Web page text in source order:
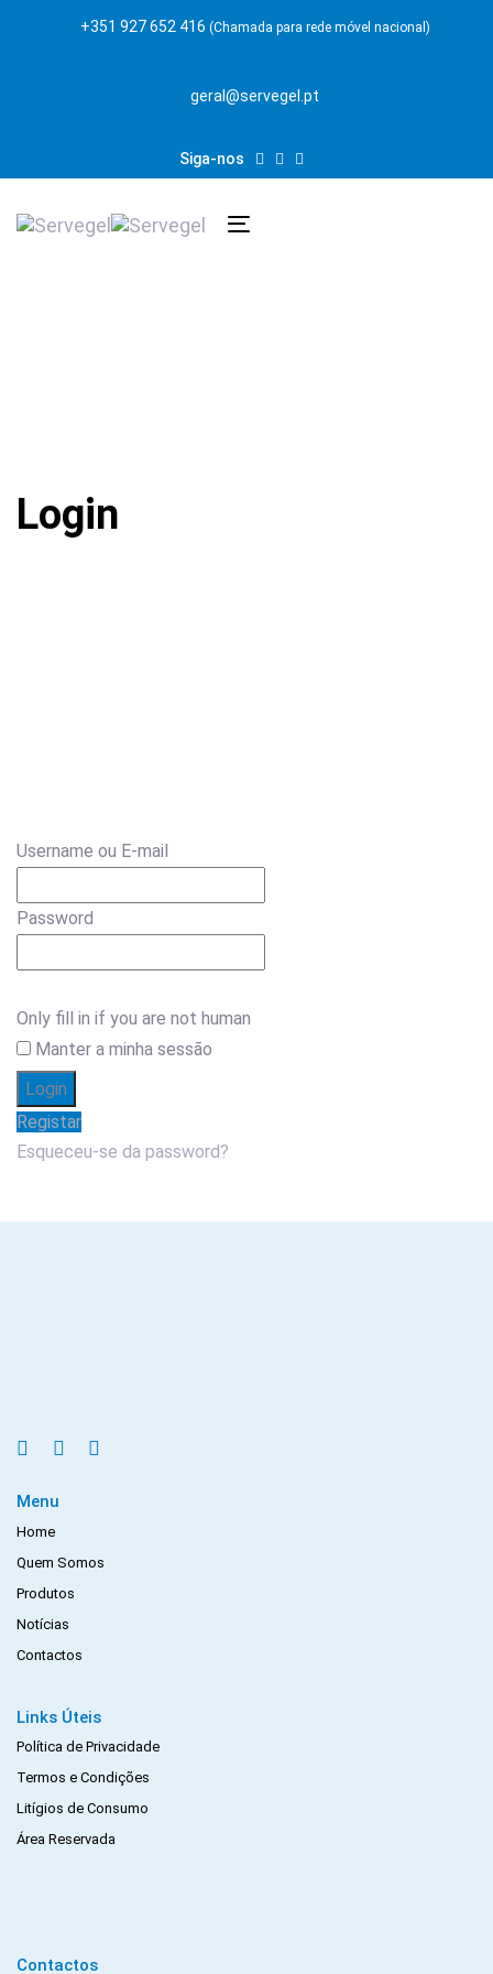
+351 927 652 416 (Chamada para rede móvel nacional)
geral@servegel.pt
Siga-nos
Toggle
Login
Username ou E-mail
Password
Only fill in if you are not human
Manter a minha sessão
Registar
Esqueceu-se da password?
Menu
Home
Quem Somos
Produtos
Notícias
Contactos
Links Úteis
Política de Privacidade
Termos e Condições
Litígios de Consumo
Área Reservada
Contactos